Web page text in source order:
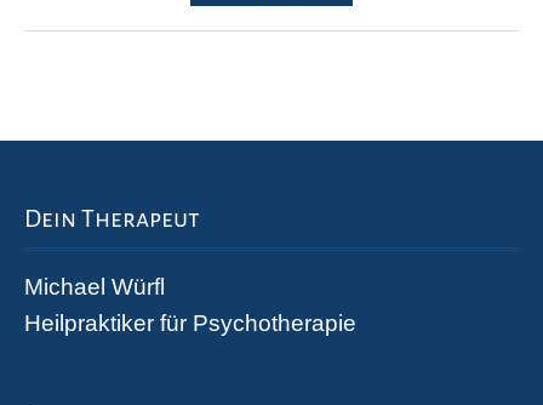
Dein Therapeut
Michael Würfl
Heilpraktiker für Psychotherapie